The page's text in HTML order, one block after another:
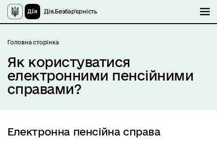
Дія.Безбар'єрність
Головна сторінка
Як користуватися
електронними пенсійними
справами?
Електронна пенсійна справа